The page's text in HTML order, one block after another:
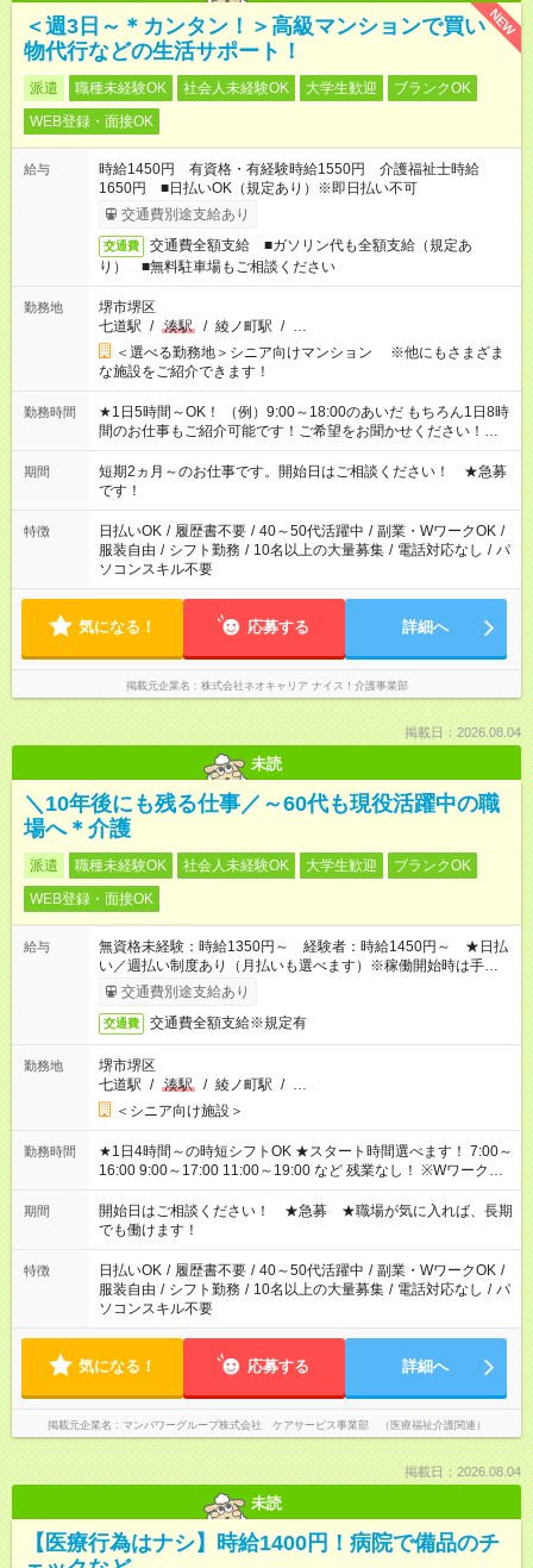
NEW
＜週3日～＊カンタン！＞高級マンションで買い
物代行などの生活サポート！
派遣 職種未経験OK 社会人未経験OK 大学生歓迎
ブランクOK
WEB登録・面接OK
給与
時給1450円 有資格・有経験時給1550円 介護福祉士時給
1650円 ■日払いOK（規定あり）※即日払い不可
交通費別途支給あり
交通費
交通費全額支給 ■ガソリン代も全額支給（規定あ
り） ■無料駐車場もご相談ください
勤務地
堺市堺区
七道駅 / 湊駅 / 綾ノ町駅 / …
＜選べる勤務地＞シニア向けマンション ※他にもさまざま
な施設をご紹介できます！
勤務時間
★1日5時間～OK！ （例）9:00～18:00のあいだ もちろん1日8時
間のお仕事もご紹介可能です！ご希望をお聞かせください！★家
庭の都合でお休みが必要な場合も遠慮なくご相談ください。 ※
週最低15時間以上の勤務が必要です
期間
短期2ヵ月～のお仕事です。開始日はご相談ください！ ★急募
です！
特徴 日払いOK / 履歴書不要 / 40～50代活躍中 / 副業・WワークOK /
服装自由 / シフト勤務 / 10名以上の大量募集 / 電話対応なし / パ
ソコンスキル不要
気になる！ 応募する 詳細へ
掲載元企業名 株式会社ネオキャリア ナイス！介護事業部
掲載日：2026.08.04
未読
＼10年後にも残る仕事／～60代も現役活躍中の職
場へ＊介護
派遣 職種未経験OK 社会人未経験OK 大学生歓迎
ブランクOK
WEB登録・面接OK
給与
無資格未経験：時給1350円～ 経験者：時給1450円～ ★日払
い／週払い制度あり（月払いも選べます）※稼働開始時は手続き
完了次第のお支払いとなります。
交通費別途支給あり
交通費 交通費全額支給※規定有
勤務地
堺市堺区
七道駅 / 湊駅 / 綾ノ町駅 / …
＜シニア向け施設＞
勤務時間
★1日4時間～の時短シフトOK ★スタート時間選べます！ 7:00～
16:00 9:00～17:00 11:00～19:00 など 残業なし！ ※Wワークの
場合、他のお仕事と合わせ週40時間超の就業はご案内できませ
ん ※法令に基づき、週20時間以上勤務は社会保険への加入対象
となります ※労働者派遣法（日雇い派遣の原則禁止）により、
短時間・短期間の就業はご案内が難しい場合があります
期間
開始日はご相談ください！ ★急募 ★職場が気に入れば、長期
でも働けます！
特徴 日払いOK / 履歴書不要 / 40～50代活躍中 / 副業・WワークOK /
服装自由 / シフト勤務 / 10名以上の大量募集 / 電話対応なし / パ
ソコンスキル不要
気になる！ 応募する 詳細へ
掲載元企業名 マンパワーグループ株式会社 ケアサービス事業部 （医療福祉介護関連）
掲載日：2026.08.04
未読
【医療行為はナシ】時給1400円！病院で備品のチ